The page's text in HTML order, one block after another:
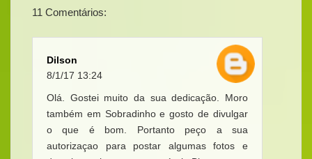
11 Comentários:
Dilson
8/1/17 13:24
Olá. Gostei muito da sua dedicação. Moro
também em Sobradinho e gosto de divulgar
o que é bom. Portanto peço a sua
autorizaçao para postar algumas fotos e